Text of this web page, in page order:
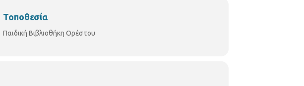
Τοποθεσία
Παιδική Βιβλιοθήκη Ορέστου